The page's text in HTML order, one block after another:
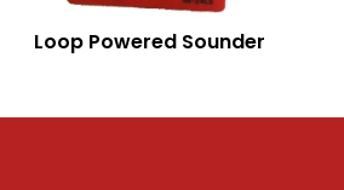
Loop Powered Sounder